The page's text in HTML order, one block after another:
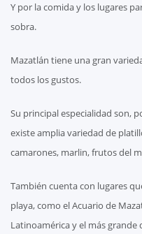
Y por la comida y los lugares
sobra.
Mazatlán tiene una gran
todos los gustos.
Su principal especialidad son,
existe amplia variedad de
camarones, marlin, frutos del
También cuenta con lugares
playa, como el Acuario de
Latinoamérica y el más grande